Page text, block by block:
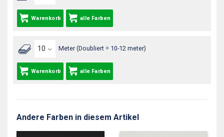
Warenkorb alle Farben
Meter (Doubliert = 10-12 meter)
Warenkorb alle Farben
Andere Farben in diesem Artikel